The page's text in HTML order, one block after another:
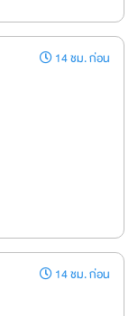
14 ชม. ก่อน
14 ชม. ก่อน